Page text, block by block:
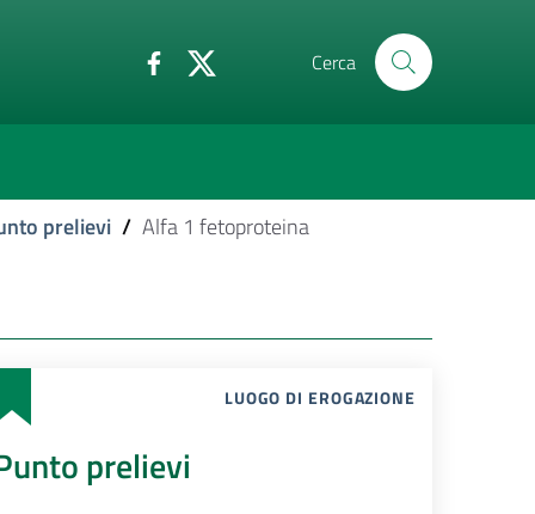
Cerca
prelievi / Alfa 1 fetoproteina
LUOGO DI EROGAZIONE
prelievi